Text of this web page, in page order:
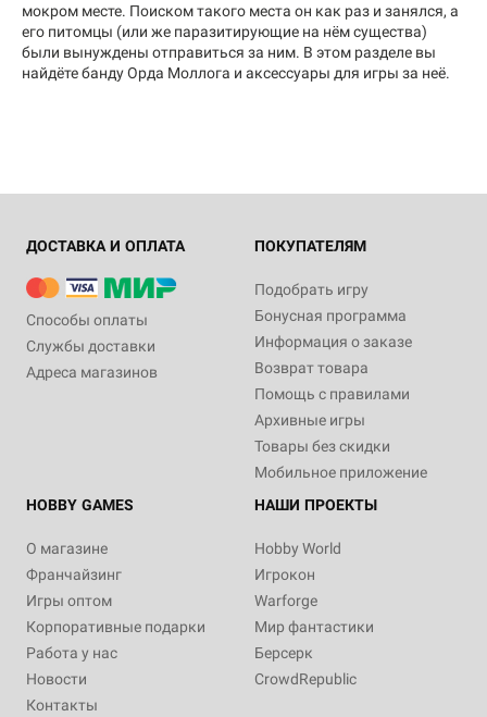
мокром месте. Поиском такого места он как раз и занялся, а
его питомцы (или же паразитирующие на нём существа)
были вынуждены отправиться за ним. В этом разделе вы
найдёте банду Орда Моллога и аксессуары для игры за неё.
ДОСТАВКА И ОПЛАТА
Способы оплаты
Службы доставки
Адреса магазинов
ПОКУПАТЕЛЯМ
Подобрать игру
Бонусная программа
Информация о заказе
Возврат товара
Помощь с правилами
Архивные игры
Товары без скидки
Мобильное приложение
HOBBY GAMES
О магазине
Франчайзинг
Игры оптом
Корпоративные подарки
Работа у нас
Новости
Контакты
НАШИ ПРОЕКТЫ
Hobby World
Игрокон
Warforge
Мир фантастики
Берсерк
CrowdRepublic